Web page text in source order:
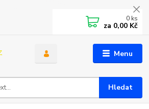
Menu
Hledat
0 ks
za 0,00 Kč